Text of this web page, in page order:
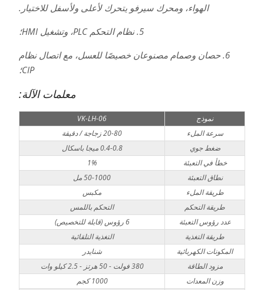
الهواء، ومحرك سيرفو يتحرك لأعلى ولأسفل للاختيار.
5. نظام التحكم PLC، وتشغيل HMI؛
6. حصان وصمام مصنوعان خصيصًا للعسل، مع اتصال نظام
CIP؛
معلمات الآلة:
نموذج
VK-LH-06
سرعة الملء
20-80 زجاجة / دقيقة
ضغط جوي
0.4-0.8 ميجا باسكال
خطأ في التعبئة
1%
نطاق التعبئة
50-1000 مل
طريقة الملء
مكبس
طريقة التحكم
التحكم باللمس
عدد رؤوس التعبئة
6 رؤوس (قابلة للتخصيص)
طريقة التغذية
التغذية التلقائية
المكونات الكهربائية
شنايدر
مزود الطاقة
380 فولت - 50 هرتز - 2.5 كيلو وات
وزن المعدات
1000 كجم